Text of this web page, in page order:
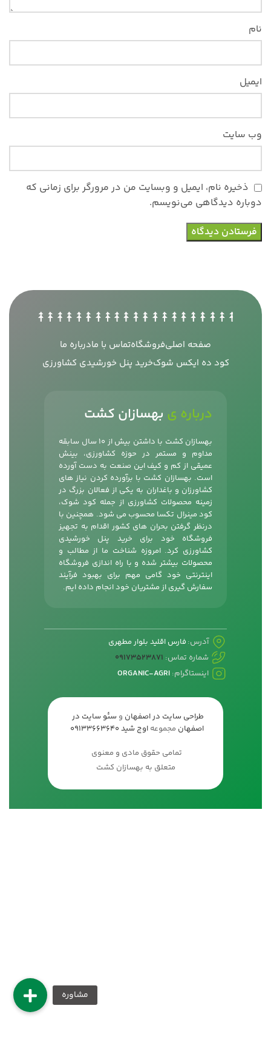
نام
ایمیل
وب‌ سایت
ذخیره نام، ایمیل و وبسایت من در مرورگر برای زمانی که
دوباره دیدگاهی می‌نویسم.
صفحه اصلیفروشگاهتماس با مادرباره ما
کود ده ایکس شوکخرید پنل خورشیدی کشاورزی
درباره ی بهسازان کشت
بهسازان کشت با داشتن بیش از 10 سال سابقه
مداوم و مستمر در حوزه کشاورزی، بینش
عمیقی از کم و کیف این صنعت به دست آورده
است. بهسازان کشت با برآورده کردن نیاز های
کشاورزان و باغداران به یکی از فعالان بزرگ در
زمینه محصولات کشاورزی از جمله کود شوک،
کود مینرال تکسا محسوب می شود. همچنین با
درنظر گرفتن بحران های کشور اقدام به تجهیز
فروشگاه خود برای خرید پنل خورشیدی
کشاورزی کرد. امروزه شناخت ما از مطالب و
محصولات بیشتر شده و با راه اندازی فروشگاه
اینترنتی خود گامی مهم برای بهبود فرآیند
سفارش گیری از مشتریان خود انجام داده ایم.
آدرس: فارس اقلید بلوار مطهری
شماره تماس: 09173523871
اینستاگرام:ORGANIC-AGRI
طراحی سایت در اصفهان و سئو سایت در
اصفهان مجموعه اوج شید 09133663640
تمامی حقوق مادی و معنوی
متعلق به بهسازان کشت